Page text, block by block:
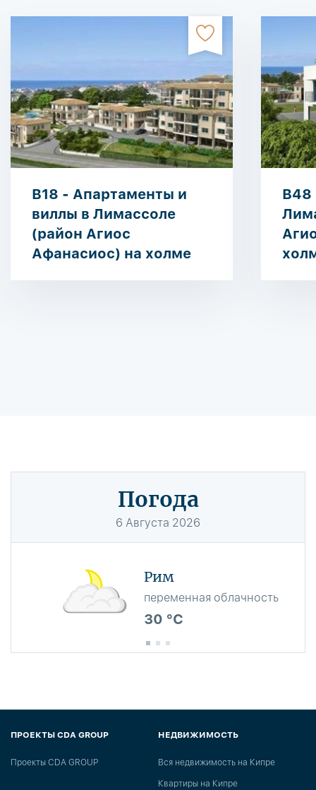
B18 - Апартаменты и
виллы в Лимассоле
(район Агиос
Афанасиос) на холме
B48
Погода
6 Августа 2026
Рим
переменная облачность
30 °C
ПРОЕКТЫ CDA GROUP
Проекты CDA GROUP
НЕДВИЖИМОСТЬ
Вся недвижимость на Кипре
Квартиры на Кипре